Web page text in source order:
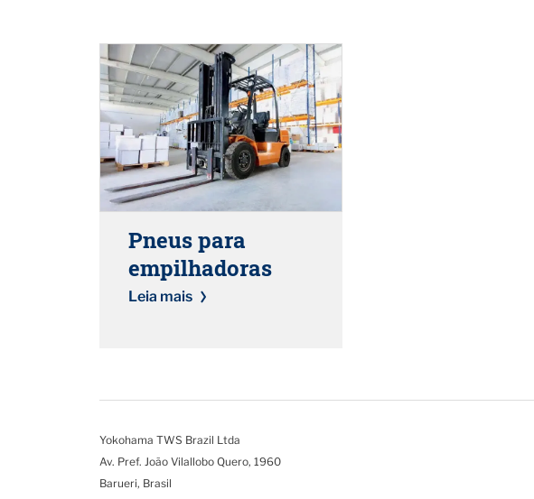
Pneus para
empilhadoras
Leia mais
Yokohama TWS Brazil Ltda
Av. Pref. João Vilallobo Quero, 1960
Barueri, Brasil